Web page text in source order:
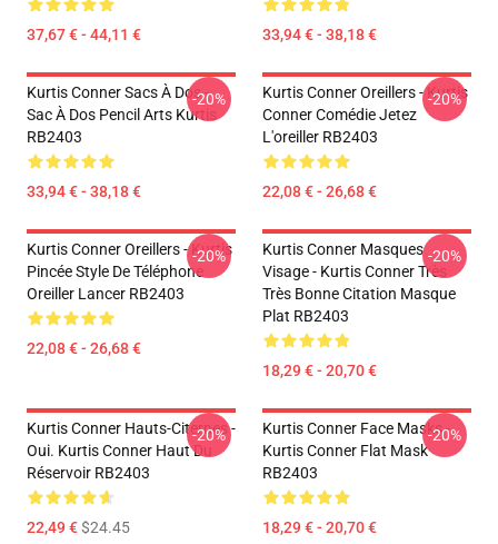
37,67 € - 44,11 € 33,94 € - 38,18 €
Kurtis Conner Sacs À Dos -
Sac À Dos Pencil Arts Kurtis
RB2403
33,94 € - 38,18 €
-20%
Kurtis Conner Oreillers - Kurtis
Conner Comédie Jetez
L'oreiller RB2403
22,08 € - 26,68 €
-20%
Kurtis Conner Oreillers - Kurtis
Pincée Style De Téléphone
Oreiller Lancer RB2403
22,08 € - 26,68 €
-20%
Kurtis Conner Masques
Visage - Kurtis Conner Très
Très Bonne Citation Masque
Plat RB2403
18,29 € - 20,70 €
-20%
Kurtis Conner Hauts-Citernes -
Oui. Kurtis Conner Haut Du
Réservoir RB2403
22,49 €$24.45
-20%
Kurtis Conner Face Masks -
Kurtis Conner Flat Mask
RB2403
18,29 € - 20,70 €
-20%